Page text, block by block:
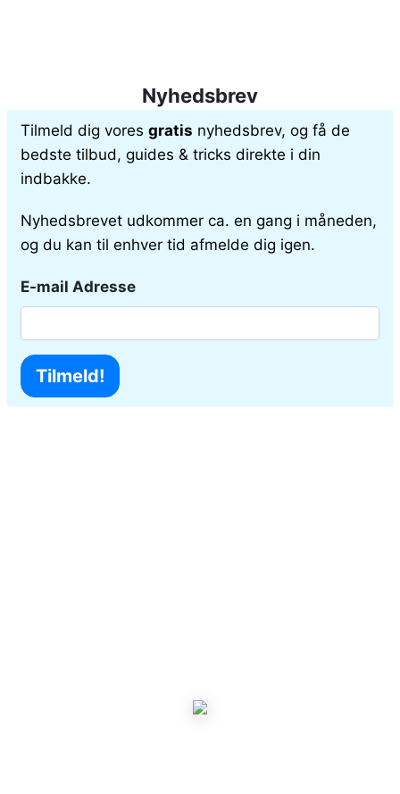
Nyhedsbrev
Tilmeld dig vores gratis nyhedsbrev, og få de
bedste tilbud, guides & tricks direkte i din
indbakke.
Nyhedsbrevet udkommer ca. en gang i måneden,
og du kan til enhver tid afmelde dig igen.
E-mail Adresse